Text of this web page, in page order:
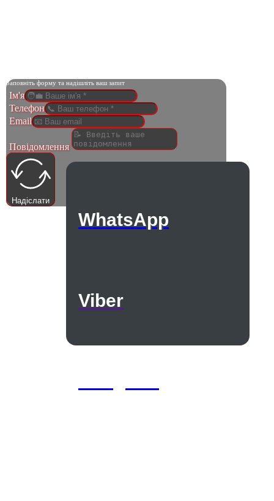
WhatsApp
Viber
Заповніть форму та надішліть ваш запит
Ім'я
Телефон
Email
Повідомлення
Надіслати